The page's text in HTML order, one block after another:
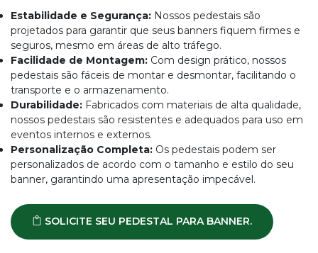
DIGITAL
EM
PAPEL
IMPRESSÃO
DIGITAL
UV
EM
CHAPA
IMPRESSÃO
DIGITAL
SUBLIMÁTICA
TECIDO
DIGITAL
Estabilidade e Segurança: Nossos pedestais são
projetados para garantir que seus banners fiquem firmes e
seguros, mesmo em áreas de alto tráfego.
Facilidade de Montagem: Com design prático, nossos
pedestais são fáceis de montar e desmontar, facilitando o
transporte e o armazenamento.
Durabilidade: Fabricados com materiais de alta qualidade,
nossos pedestais são resistentes e adequados para uso em
eventos internos e externos.
Personalização Completa: Os pedestais podem ser
personalizados de acordo com o tamanho e estilo do seu
banner, garantindo uma apresentação impecável.
SOLICITE SEU PEDESTAL PARA BANNER.